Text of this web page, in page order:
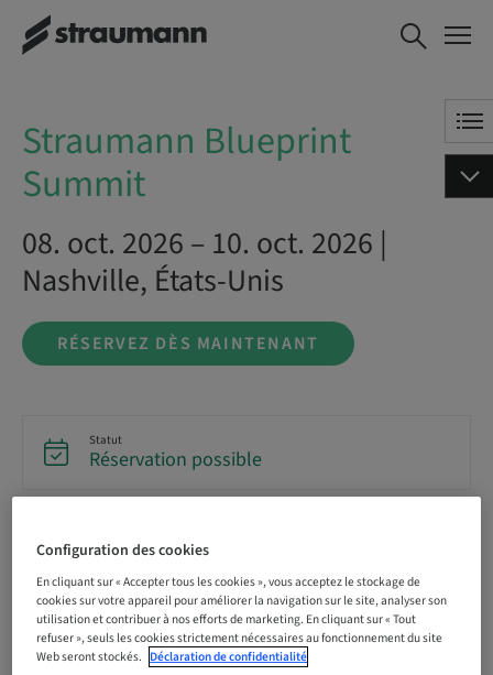
Straumann
Blueprint
Straumann Blueprint
Summit
08. oct. 2026 – 10. oct. 2026 |
Nashville, États-Unis
RÉSERVEZ DÈS MAINTENANT
Statut
Réservation possible
08. oct. 2026 (UTC-6)
Prix par participant (avec taxes locales en vigueur)
USD 1495.00
Configuration des cookies
En cliquant sur « Accepter tous les cookies », vous acceptez le stockage de
cookies sur votre appareil pour améliorer la navigation sur le site, analyser son
utilisation et contribuer à nos efforts de marketing. En cliquant sur « Tout
refuser », seuls les cookies strictement nécessaires au fonctionnement du site
Web seront stockés. Déclaration de confidentialité